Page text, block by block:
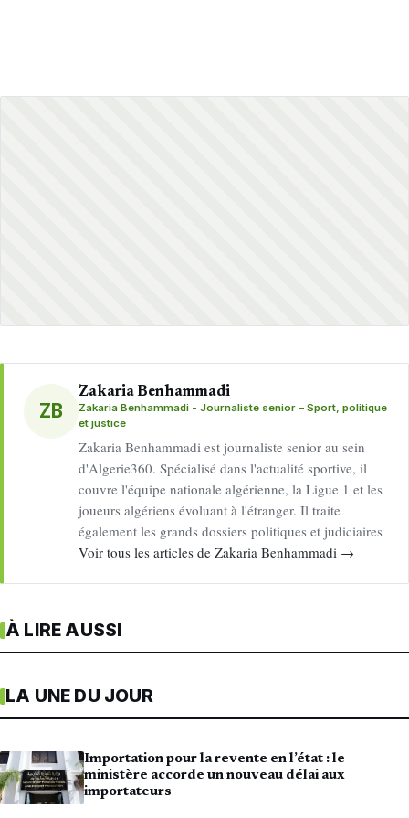
ZB
Zakaria Benhammadi
Zakaria Benhammadi - Journaliste senior – Sport, politique
et justice
Zakaria Benhammadi est journaliste senior au sein
d'Algerie360. Spécialisé dans l'actualité sportive, il
couvre l'équipe nationale algérienne, la Ligue 1 et les
joueurs algériens évoluant à l'étranger. Il traite
également les grands dossiers politiques et judiciaires
Voir tous les articles de Zakaria Benhammadi →
À LIRE AUSSI
LA UNE DU JOUR
Importation pour la revente en l’état : le
ministère accorde un nouveau délai aux
importateurs